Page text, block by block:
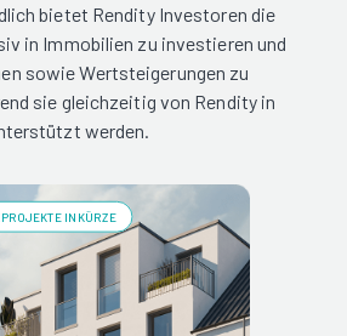
bietet Rendity Investoren die
in Immobilien zu investieren und
sowie Wertsteigerungen zu
sie gleichzeitig von Rendity in
werden.
PROJEKTE IN KÜRZE